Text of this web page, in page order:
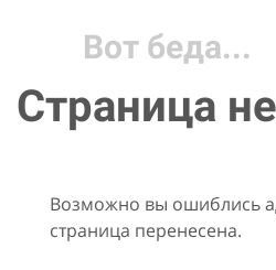
Вот беда...
Страница
Возможно вы ошиблись
страница перенесена.